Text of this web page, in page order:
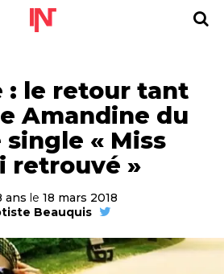
: le retour tant
Amandine du
single « Miss
retrouvé »
ans le 18 mars 2018
Beauquis